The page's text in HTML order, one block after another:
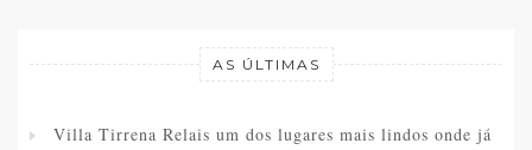
AS ÚLTIMAS
Villa Tirrena Relais um dos lugares mais lindos onde já